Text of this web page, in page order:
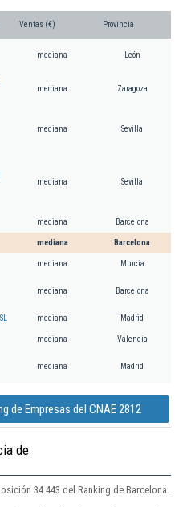
Ventas (€) Provincia
mediana León
mediana Zaragoza
mediana Sevilla
mediana Sevilla
mediana Barcelona
mediana Barcelona
mediana Murcia
mediana Barcelona
mediana Madrid
mediana Valencia
mediana Madrid
de Empresas del CNAE 2812
de
34.443 del Ranking de Barcelona.